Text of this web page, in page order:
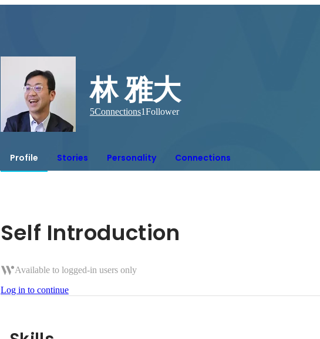
林 雅大
5Connections1Follower
Profile Stories Personality Connections
Self Introduction
Available to logged-in users only
Log in to continue